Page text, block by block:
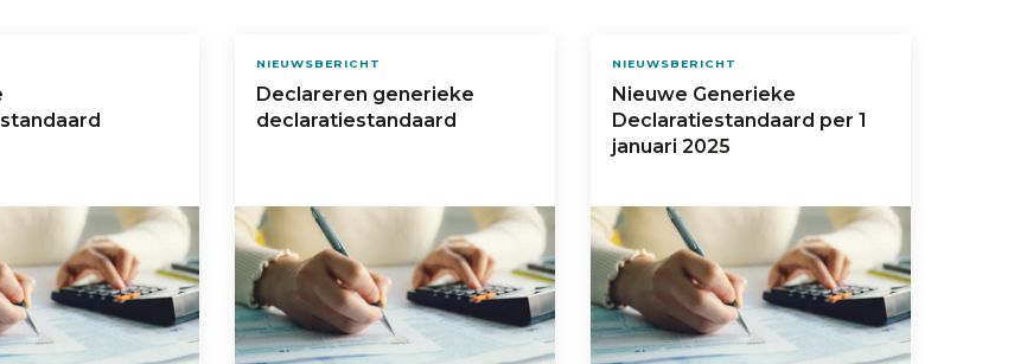
NIEUWSBERICHT
Declareren generieke
declaratiestandaard
NIEUWSBERICHT
Nieuwe Generieke
Declaratiestandaard per 1
januari 2025